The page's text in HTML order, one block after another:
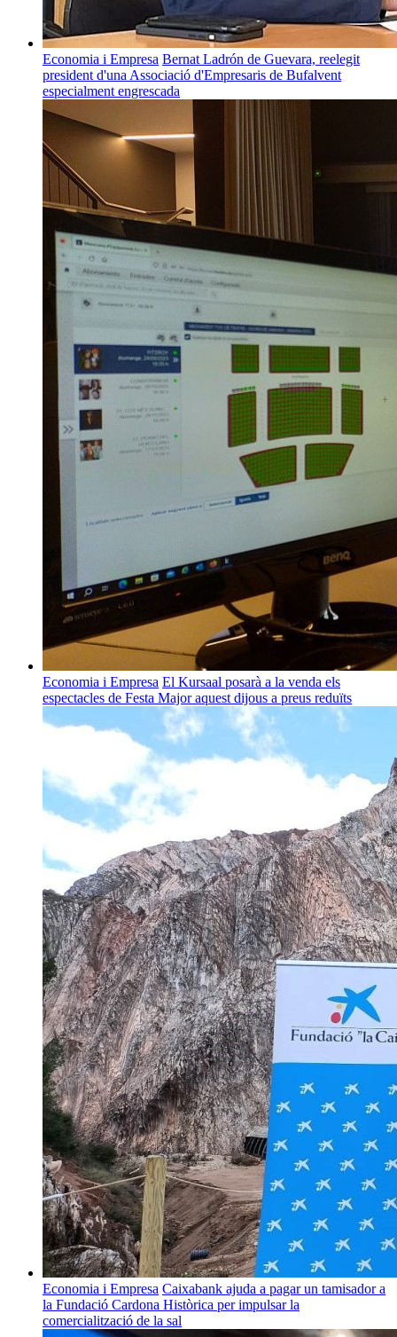
Economia i Empresa Bernat Ladrón de Guevara, reelegit
president d'una Associació d'Empresaris de Bufalvent
especialment engrescada
Economia i Empresa El Kursaal posarà a la venda els
espectacles de Festa Major aquest dijous a preus reduïts
Economia i Empresa Caixabank ajuda a pagar un tamisador a
la Fundació Cardona Històrica per impulsar la
comercialització de la sal